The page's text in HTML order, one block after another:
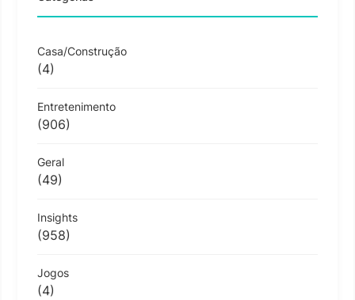
Casa/Construção
(4)
Entretenimento
(906)
Geral
(49)
Insights
(958)
Jogos
(4)